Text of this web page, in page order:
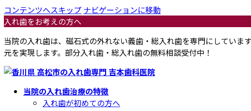
コンテンツへスキップ ナビゲーションに移動
入れ歯をお考えの方へ
当院の入れ歯は、磁石式の外れない義歯・総入れ歯を専門にしてい
元を実現します。部分入れ歯・総入れ歯の無料相談受付中！
当院の入れ歯治療の特徴
入れ歯が初めての方へ